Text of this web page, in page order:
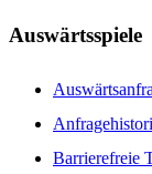
Auswärtsspiele
Barrierefreie